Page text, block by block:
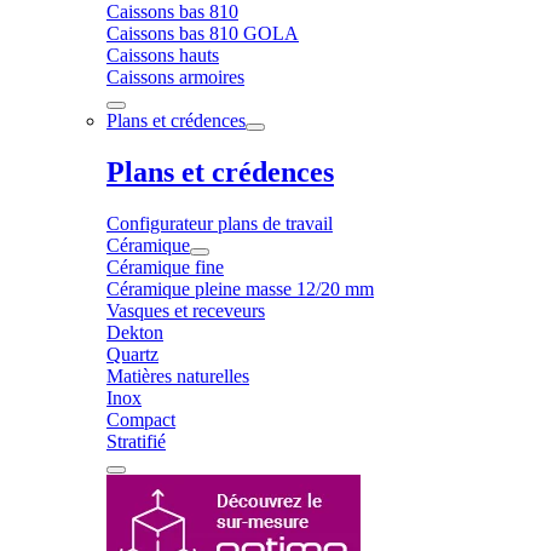
Caissons bas 810
Caissons bas 810 GOLA
Caissons hauts
Caissons armoires
Plans et crédences
Plans et crédences
Configurateur plans de travail
Céramique
Céramique fine
Céramique pleine masse 12/20 mm
Vasques et receveurs
Dekton
Quartz
Matières naturelles
Inox
Compact
Stratifié